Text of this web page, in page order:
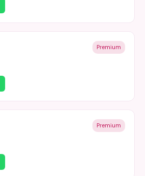
Premium
Premium